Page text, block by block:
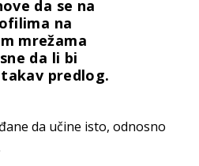
da se na
na
mrežama
da li bi
predlog.
da učine isto, odnosno